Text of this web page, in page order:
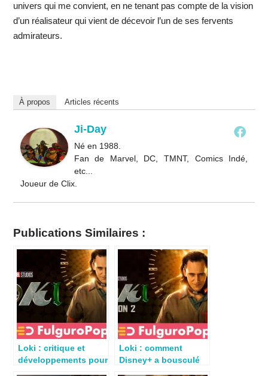
univers qui me convient, en ne tenant pas compte de la vision
d’un réalisateur qui vient de décevoir l’un de ses fervents
admirateurs.
À propos Articles récents
Ji-Day
Né en 1988.
Fan de Marvel, DC, TMNT, Comics Indé,
etc...
Joueur de Clix.
Publications Similaires :
Loki : critique et
développements pour
Loki : comment
Disney+ a bousculé